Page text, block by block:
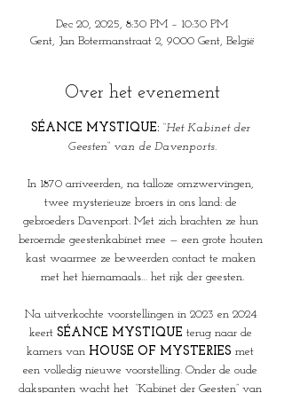
Dec 20, 2025, 8:30 PM – 10:30 PM
Gent, Jan Botermanstraat 2, 9000 Gent, België
Over het evenement
SÉANCE MYSTIQUE: “Het Kabinet der
Geesten“ van de Davenports.
In 1870 arriveerden, na talloze omzwervingen,
twee mysterieuze broers in ons land: de
gebroeders Davenport. Met zich brachten ze hun
beroemde geestenkabinet mee — een grote houten
kast waarmee ze beweerden contact te maken
met het hiernamaals… het rijk der geesten.
Na uitverkochte voorstellingen in 2023 en 2024
keert SÉANCE MYSTIQUE terug naar de
kamers van HOUSE OF MYSTERIES met
een volledig nieuwe voorstelling. Onder de oude
dakspanten wacht het  “Kabinet der Geesten” van